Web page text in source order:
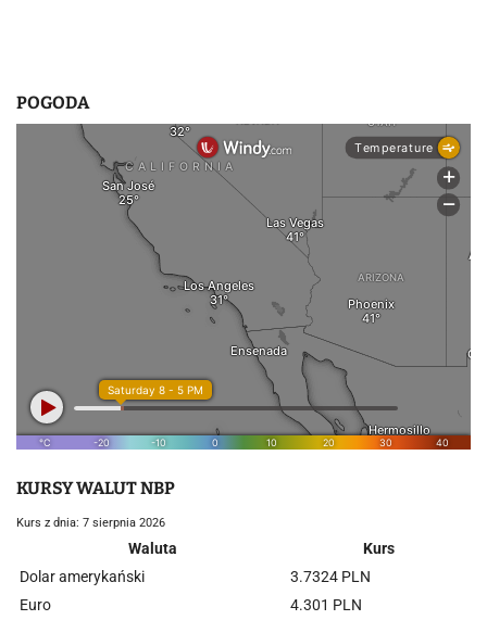
POGODA
KURSY WALUT NBP
Kurs z dnia: 7 sierpnia 2026
Waluta
Kurs
Dolar amerykański
3.7324 PLN
Euro
4.301 PLN